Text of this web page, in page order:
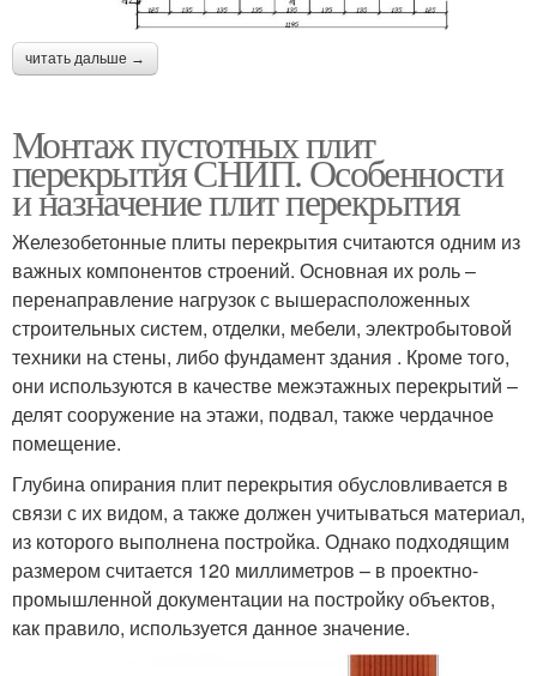
читать дальше →
Монтаж пустотных плит
перекрытия СНИП. Особенности
и назначение плит перекрытия
Железобетонные плиты перекрытия считаются одним из
важных компонентов строений. Основная их роль –
перенаправление нагрузок с вышерасположенных
строительных систем, отделки, мебели, электробытовой
техники на стены, либо фундамент здания . Кроме того,
они используются в качестве межэтажных перекрытий –
делят сооружение на этажи, подвал, также чердачное
помещение.
Глубина опирания плит перекрытия обусловливается в
связи с их видом, а также должен учитываться материал,
из которого выполнена постройка. Однако подходящим
размером считается 120 миллиметров – в проектно-
промышленной документации на постройку объектов,
как правило, используется данное значение.